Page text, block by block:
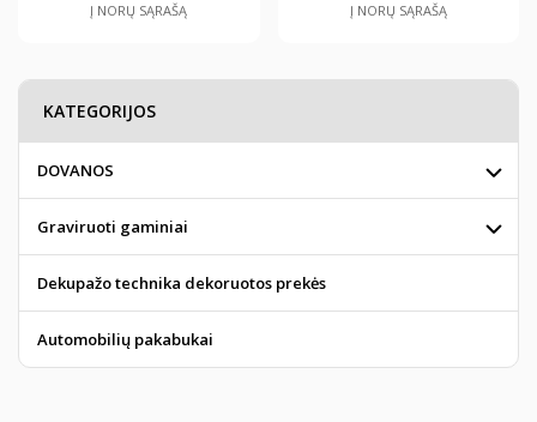
Į NORŲ SĄRAŠĄ Į NORŲ SĄRAŠĄ
KATEGORIJOS
DOVANOS
Graviruoti gaminiai
Dekupažo technika dekoruotos prekės
Automobilių pakabukai